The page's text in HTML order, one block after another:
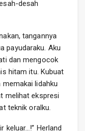
desah
tangannya
payudaraku. Aku
dan mengocok
hitam itu. Kubuat
lidahku
melihat ekspresi
teknik oralku.
keluar…!” Herland